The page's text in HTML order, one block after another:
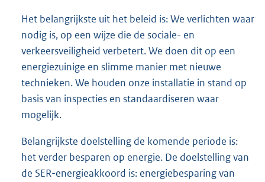
Het belangrijkste uit het beleid is: We verlichten waar
nodig is, op een wijze die de sociale- en
verkeersveiligheid verbetert. We doen dit op een
energiezuinige en slimme manier met nieuwe
technieken. We houden onze installatie in stand op
basis van inspecties en standaardiseren waar
mogelijk.
Belangrijkste doelstelling de komende periode is:
het verder besparen op energie. De doelstelling van
de SER-energieakkoord is: energiebesparing van